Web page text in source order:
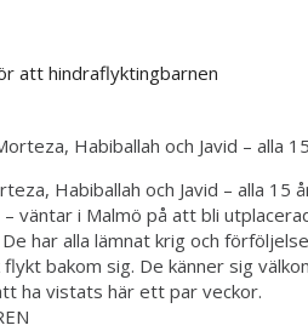
att hindraflyktingbarnen
Habiballah och Javid – alla 15
väntar i Malmö på att bli
har alla lämnat krig och
bakom sig. De känner sig
ha vistats här ett par veckor.